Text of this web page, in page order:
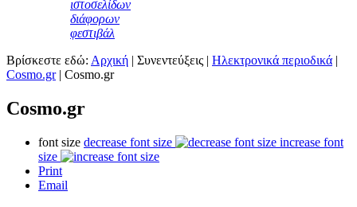
ιστοσελίδων
διάφορων
φεστιβάλ
Βρίσκεστε εδώ: Αρχική | Συνεντεύξεις | Ηλεκτρονικά περιοδικά |
Cosmo.gr| Cosmo.gr
Cosmo.gr
font size decrease font size
increase font
size
Print
Email